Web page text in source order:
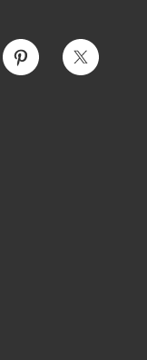
Pinterest Twitter